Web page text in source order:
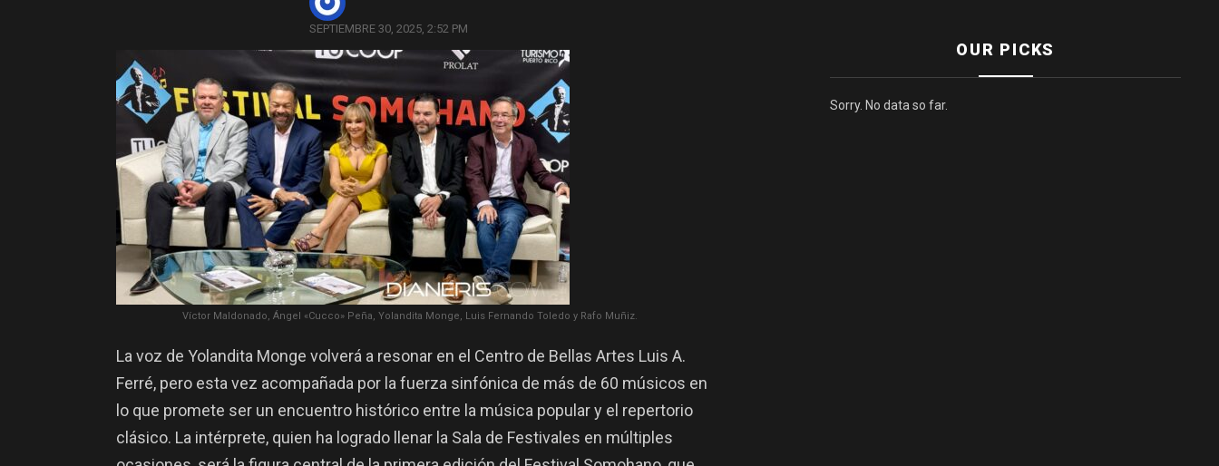
SEPTIEMBRE 30, 2025, 2:52 PM
Víctor Maldonado, Ángel «Cucco» Peña, Yolandita Monge, Luis Fernando Toledo y Rafo Muñiz.
La voz de Yolandita Monge volverá a resonar en el Centro de Bellas Artes Luis A.
Ferré, pero esta vez acompañada por la fuerza sinfónica de más de 60 músicos en
lo que promete ser un encuentro histórico entre la música popular y el repertorio
clásico. La intérprete, quien ha logrado llenar la Sala de Festivales en múltiples
OUR PICKS
Sorry. No data so far.